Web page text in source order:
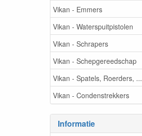
Vikan - Emmers
Vikan - Waterspuitpistolen
Vikan - Schrapers
Vikan - Schepgereedschap
Vikan - Spatels, Roerders, ...
Vikan - Condenstrekkers
Informatie